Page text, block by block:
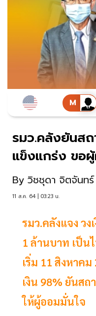
รมว.คลังยันสถ
แข็งแกร่ง ขอผู้
By วิชชุดา จิตจันทร์
11 ส.ค. 64 | 03:23 น.
รมว.คลังแจง วง
1 ล้านบาท เป็น
เริ่ม 11 สิงหาค
เงิน 98% ยันสถ
ให้ผู้ออมมั่นใจ